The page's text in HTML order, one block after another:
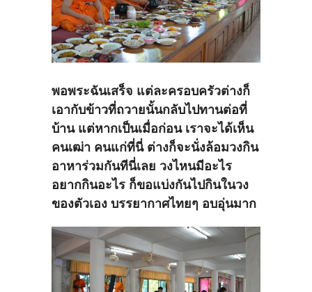
พอพระฉันเสร็จ แต่ละครอบครัวต่างก็
เอากับข้าวที่ถวายนั้นกลับไปทานต่อที่
บ้าน แต่หากเป็นเมื่อก่อน เราจะได้เห็น
คนเฒ่า คนแก่ที่นี่ ต่างก็จะนั่งล้อมวงกิน
อาหาร่วมกันทีนี่เลย วงไหนมีอะไร
อยากกินอะไร ก็ขอแบ่งกันไปกินในวง
ของตัวเอง บรรยากาศไทยๆ อบอุ่นมาก